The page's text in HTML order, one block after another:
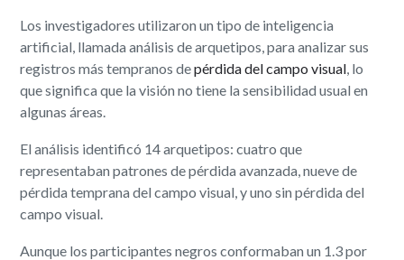
Los investigadores utilizaron un tipo de inteligencia
artificial, llamada análisis de arquetipos, para analizar sus
registros más tempranos depérdida del campo visual , lo
que significa que la visión no tiene la sensibilidad usual en
algunas áreas.
El análisis identificó 14 arquetipos: cuatro que
representaban patrones de pérdida avanzada, nueve de
pérdida temprana del campo visual, y uno sin pérdida del
campo visual.
Aunque los participantes negros conformaban un 1.3 por